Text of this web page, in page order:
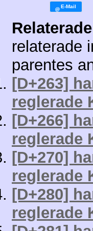
relaterade
parentes
[D+263]
reglerade
[D+266]
reglerade
[D+270]
reglerade
[D+280]
reglerade